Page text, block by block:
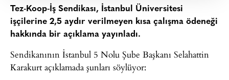
Tez-Koop-İş Sendikası, İstanbul Üniversitesi
işçilerine 2,5 aydır verilmeyen kısa çalışma ödeneği
hakkında bir açıklama yayınladı.
Sendikanının İstanbul 5 Nolu Şube Başkanı Selahattin
Karakurt açıklamada şunları söylüyor: